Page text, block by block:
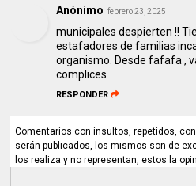
Anónimo febrero 23, 2025
municipales despierten !!
estafadores de familias
organismo. Desde fafafa ,
complices
RESPONDER
Comentarios con insultos, repetidos,
serán publicados, los mismos son de
los realiza y no representan, estos la